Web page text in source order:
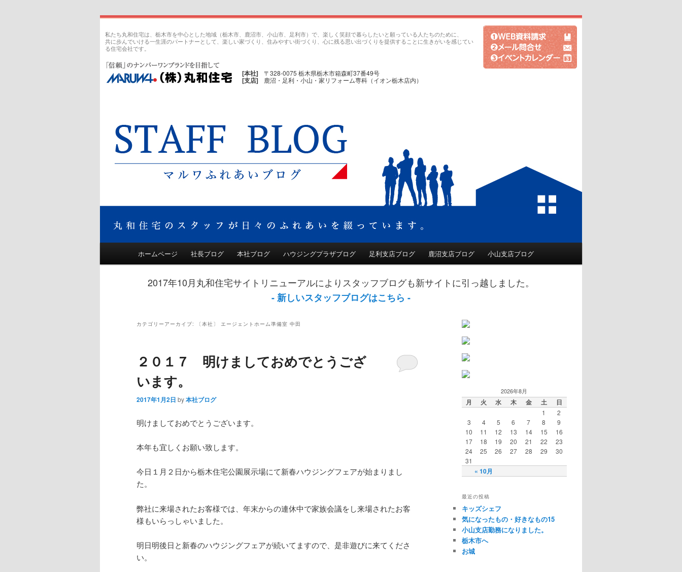
私たち丸和住宅は、栃木市を中心とした地域（栃木市、鹿沼市、小山市、足利市）で、楽しく笑顔で暮らしたいと願っている人たちのために、
共に歩んでいける一生涯のパートナーとして、楽しい家づくり、住みやすい街づくり、心に残る思い出づくりを提供することに生きがいを感じてい
る住宅会社です。
丸和住宅｜スタッフブログ
[本社] 〒328-0075 栃木県栃木市箱森町37番49号
[支店] 鹿沼・足利・小山・家リフォーム専科（イオン栃木店内）
メインコンテンツへ移動
サブコンテンツへ移動
ホームページ 社長ブログ 本社ブログ ハウジングプラザブログ 足利支店ブログ 鹿沼支店ブログ 小山支店ブログ
2017年10月丸和住宅サイトリニューアルによりスタッフブログも新サイトに引っ越しました。
- 新しいスタッフブログはこちら -
カテゴリーアーカイブ: 〔本社〕 エージェントホーム準備室 中田
２０１７ 明けましておめでとうござ
います。
2017年1月2日 by本社ブログ
明けましておめでとうございます。
本年も宜しくお願い致します。
今日１月２日から栃木住宅公園展示場にて新春ハウジングフェアが始まりまし
た。
弊社に来場されたお客様では、年末からの連休中で家族会議をし来場されたお客
様もいらっしゃいました。
明日明後日と新春のハウジングフェアが続いてますので、是非遊びに来てくださ
い。
2026年8月
月 火 水 木 金 土 日
« 10月
1
2
3
4 5 6 7 8
9
10
11 12 13 14 15
16
17
18 19 20 21 22
23
24
25 26 27 28 29
30
31
最近の投稿
キッズシェフ
気になったもの・好きなもの15
小山支店勤務になりました。
栃木市へ
お城